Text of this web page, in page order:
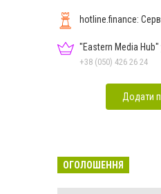
hotline.finance:
"Eastern Media Hub"
+38 (050) 426 26 24
Додати
ОГОЛОШЕННЯ